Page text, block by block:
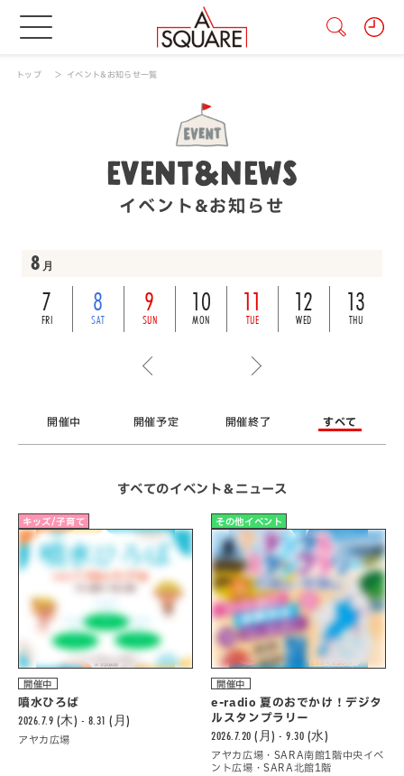
トップ イベント&お知らせ一覧
EVENT&NEWS
イベント&お知らせ
8 月
7
FRI
8
SAT
9
SUN
10
MON
11
TUE
12
WED
13
THU
開催中 開催予定 開催終了 すべて
すべてのイベント＆ニュース
キッズ/子育て
開催中
噴水ひろば
2026.7.9 (木) - 8.31 (月)
アヤカ広場
その他イベント
開催中
e-radio 夏のおでかけ！デジタ
ルスタンプラリー
2026.7.20 (月) - 9.30 (水)
アヤカ広場・SARA南館1階中央イベ
ント広場・SARA北館1階